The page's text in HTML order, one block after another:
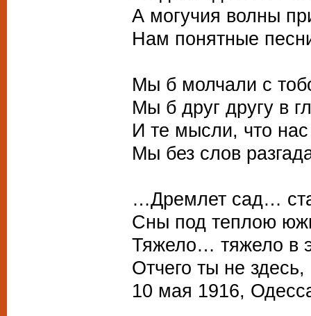
А могучия волны
Нам понятные
Мы б молчали с
Мы б друг другу в
И те мысли, что
Мы без слов
…Дремлет сад…
Сны под теплою
Тяжело… тяжело в
Отчего ты не
10 мая 1916,